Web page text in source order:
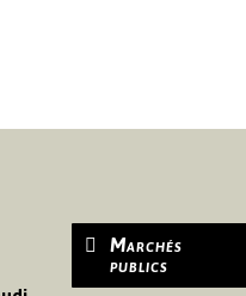
Marchés
publics